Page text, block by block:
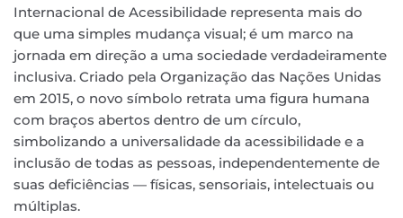
Internacional de Acessibilidade representa mais do
que uma simples mudança visual; é um marco na
jornada em direção a uma sociedade verdadeiramente
inclusiva. Criado pela Organização das Nações Unidas
em 2015, o novo símbolo retrata uma figura humana
com braços abertos dentro de um círculo,
simbolizando a universalidade da acessibilidade e a
inclusão de todas as pessoas, independentemente de
suas deficiências — físicas, sensoriais, intelectuais ou
múltiplas.